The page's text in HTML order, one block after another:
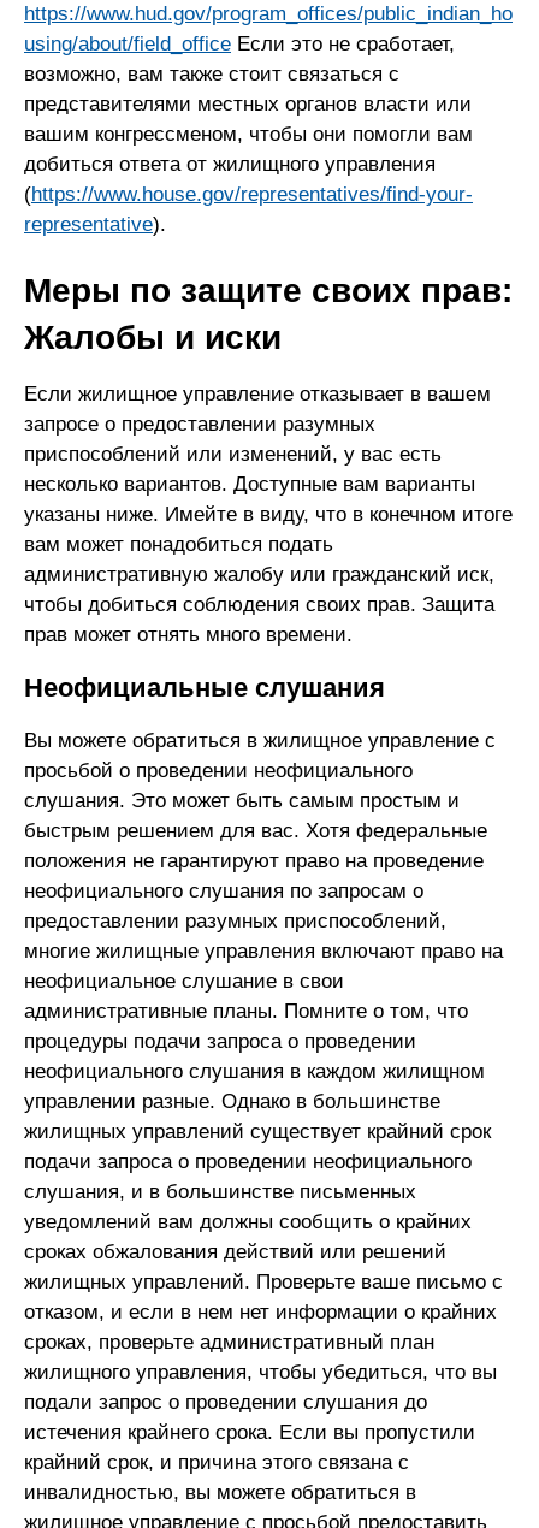
https://www.hud.gov/program_offices/public_indian_ho
using/about/field_office Если это не сработает,
возможно, вам также стоит связаться с
представителями местных органов власти или
вашим конгрессменом, чтобы они помогли вам
добиться ответа от жилищного управления
(https://www.house.gov/representatives/find-your-
representative).
Меры по защите своих прав:
Жалобы и иски
Если жилищное управление отказывает в вашем
запросе о предоставлении разумных
приспособлений или изменений, у вас есть
несколько вариантов. Доступные вам варианты
указаны ниже. Имейте в виду, что в конечном итоге
вам может понадобиться подать
административную жалобу или гражданский иск,
чтобы добиться соблюдения своих прав. Защита
прав может отнять много времени.
Неофициальные слушания
Вы можете обратиться в жилищное управление с
просьбой о проведении неофициального
слушания. Это может быть самым простым и
быстрым решением для вас. Хотя федеральные
положения не гарантируют право на проведение
неофициального слушания по запросам о
предоставлении разумных приспособлений,
многие жилищные управления включают право на
неофициальное слушание в свои
административные планы. Помните о том, что
процедуры подачи запроса о проведении
неофициального слушания в каждом жилищном
управлении разные. Однако в большинстве
жилищных управлений существует крайний срок
подачи запроса о проведении неофициального
слушания, и в большинстве письменных
уведомлений вам должны сообщить о крайних
сроках обжалования действий или решений
жилищных управлений. Проверьте ваше письмо с
отказом, и если в нем нет информации о крайних
сроках, проверьте административный план
жилищного управления, чтобы убедиться, что вы
подали запрос о проведении слушания до
истечения крайнего срока. Если вы пропустили
крайний срок, и причина этого связана с
инвалидностью, вы можете обратиться в
жилищное управление с просьбой предоставить